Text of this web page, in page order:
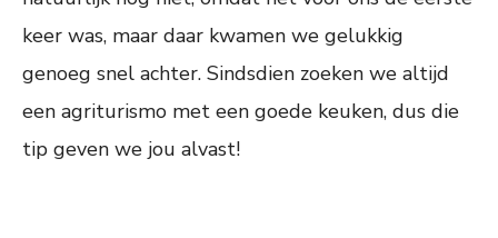
keer was, maar daar kwamen we gelukkig
genoeg snel achter. Sindsdien zoeken we altijd
een agriturismo met een goede keuken, dus die
tip geven we jou alvast!